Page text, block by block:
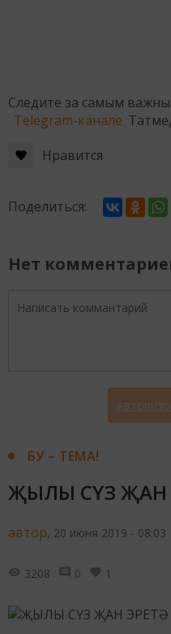
Следите за самым
Telegram-канале
Нравится
Поделиться:
Нет
БУ – ТЕМА!
ҖЫЛЫ СҮЗ ҖАН
автор, 20 июня 2019 - 08:03
3208 0 1